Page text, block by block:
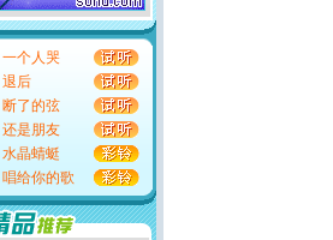
一个人哭
退后
断了的弦
还是朋友
水晶蜻蜓
唱给你的歌